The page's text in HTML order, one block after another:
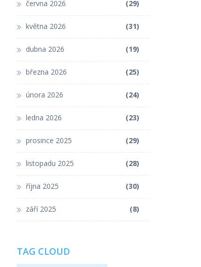
června 2026 (29)
května 2026 (31)
dubna 2026 (19)
března 2026 (25)
února 2026 (24)
ledna 2026 (23)
prosince 2025 (29)
listopadu 2025 (28)
října 2025 (30)
září 2025 (8)
TAG CLOUD